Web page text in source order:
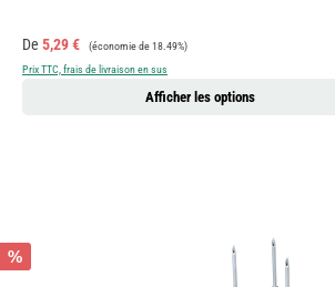
Prix de vente :
De 5,29 € Prix régulier :
(économie de 18.49%)
Prix TTC, frais de livraison en sus
Afficher les options
%